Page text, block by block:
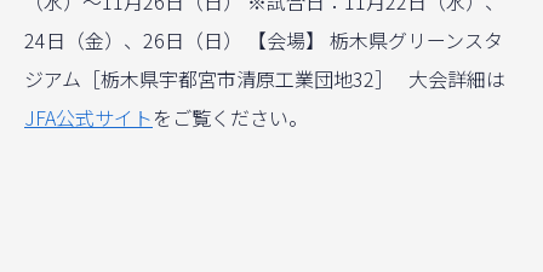
24日（金）、26日（日） 【会場】 栃木県グリーンスタ
ジアム［栃木県宇都宮市清原工業団地32］ 大会詳細は
JFA公式サイトをご覧ください。